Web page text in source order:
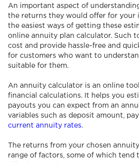
An important aspect of
the returns they would offer for your
the easiest ways of getting these
online annuity plan calculator. Such
cost and provide hassle-free and
for customers who want to
suitable for them.
An annuity calculator is an online
financial calculations. It helps you
payouts you can expect from an
variables such as deposit amount,
current annuity rates.
The returns from your chosen
range of factors, some of which tend